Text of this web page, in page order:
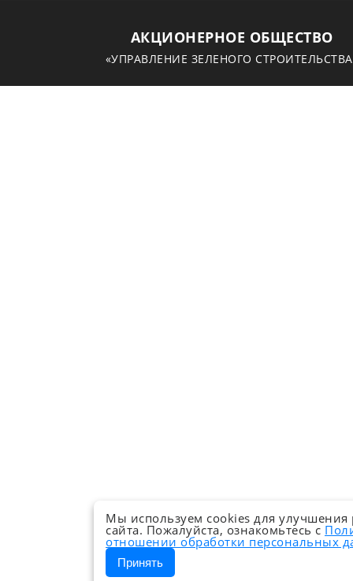
АКЦИОНЕРНОЕ ОБЩЕСТВО
«УПРАВЛЕНИЕ ЗЕЛЕНОГО
Мы используем cookies для улучшения
сайта. Пожалуйста, ознакомьтесь с
отношении обработки персональных
Принять